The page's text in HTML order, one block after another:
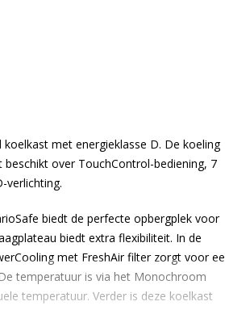
met energieklasse D. De koeling
over TouchControl-bediening, 7
verlichting.
biedt de perfecte opbergplek voor
biedt extra flexibiliteit. In de
met FreshAir filter zorgt voor
temperatuur is via het Monochroom
temperatuur. Verder is deze koelkast